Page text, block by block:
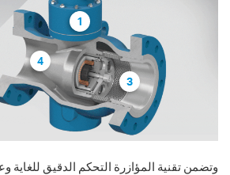
1
3
4
وتضمن تقنية المؤازرة التحكم الدقيق للغاية